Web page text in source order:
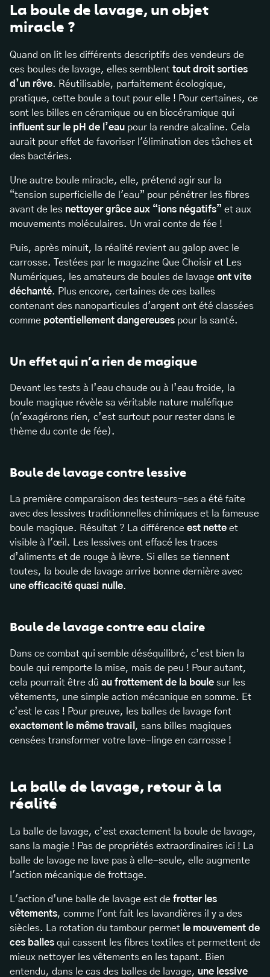
La boule de lavage, un objet
miracle ?
Quand on lit les différents descriptifs des vendeurs de
ces boules de lavage, elles semblent tout droit sorties
d’un rêve. Réutilisable, parfaitement écologique,
pratique, cette boule a tout pour elle ! Pour certaines, ce
sont les billes en céramique ou en biocéramique qui
influent sur le pH de l’eau pour la rendre alcaline. Cela
aurait pour effet de favoriser l'élimination des tâches et
des bactéries.
Une autre boule miracle, elle, prétend agir sur la
“tension superficielle de l'eau” pour pénétrer les fibres
avant de les nettoyer grâce aux “ions négatifs” et aux
mouvements moléculaires. Un vrai conte de fée !
Puis, après minuit, la réalité revient au galop avec le
carrosse. Testées par le magazine Que Choisir et Les
Numériques, les amateurs de boules de lavage ont vite
déchanté. Plus encore, certaines de ces balles
contenant des nanoparticules d'argent ont été classées
comme potentiellement dangereuses pour la santé.
Un effet qui n’a rien de magique
Devant les tests à l’eau chaude ou à l’eau froide, la
boule magique révèle sa véritable nature maléfique
(n'exagérons rien, c’est surtout pour rester dans le
thème du conte de fée).
Boule de lavage contre lessive
La première comparaison des testeurs-ses a été faite
avec des lessives traditionnelles chimiques et la fameuse
boule magique. Résultat ? La différence est nette et
visible à l'œil. Les lessives ont effacé les traces
d’aliments et de rouge à lèvre. Si elles se tiennent
toutes, la boule de lavage arrive bonne dernière avec
une efficacité quasi nulle.
Boule de lavage contre eau claire
Dans ce combat qui semble déséquilibré, c’est bien la
boule qui remporte la mise, mais de peu ! Pour autant,
cela pourrait être dû au frottement de la boule sur les
vêtements, une simple action mécanique en somme. Et
c’est le cas ! Pour preuve, les balles de lavage font
exactement le même travail , sans billes magiques
censées transformer votre lave-linge en carrosse !
La balle de lavage, retour à la
réalité
La balle de lavage, c’est exactement la boule de lavage,
sans la magie ! Pas de propriétés extraordinaires ici ! La
balle de lavage ne lave pas à elle-seule, elle augmente
l'action mécanique de frottage.
L'action d’une balle de lavage est de frotter les
vêtements, comme l'ont fait les lavandières il y a des
siècles. La rotation du tambour permet le mouvement de
ces balles qui cassent les fibres textiles et permettent de
mieux nettoyer les vêtements en les tapant. Bien
entendu, dans le cas des balles de lavage, une lessive